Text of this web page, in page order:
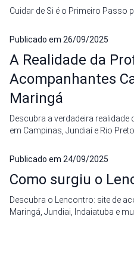
Cuidar de Si é o Primeiro Passo
Publicado em 26/09/2025
A Realidade da
Acompanhantes
Maringá
Descubra a verdadeira
em Campinas, Jundiaí e Rio Preto.
Publicado em 24/09/2025
Como surgiu o
Descubra o Lencontro: site de
Maringá, Jundiai, Indaiatuba e